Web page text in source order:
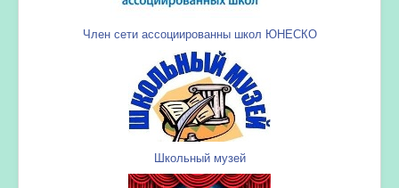
Член сети ассоциированны школ ЮНЕСКО
Школьный музей